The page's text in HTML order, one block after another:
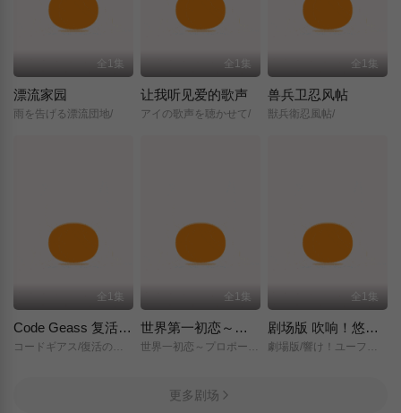
全1集
漂流家园
雨を告げる漂流団地/
全1集
让我听见爱的歌声
アイの歌声を聴かせて/
全1集
兽兵卫忍风帖
獣兵衛忍風帖/
全1集
Code Geass 复活的鲁路修
全1集
世界第一初恋～求婚篇～
全1集
剧场版 吹响！悠风号～想要传达的旋律～
更多剧场